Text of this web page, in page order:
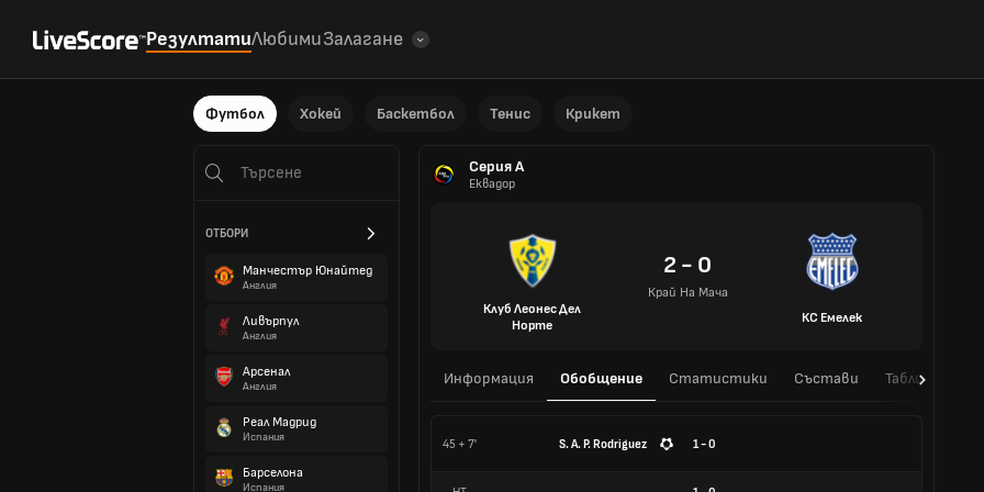
РезултатиЛюбимиЗалагане
Футбол Хокей Баскетбол Тенис Крикет
ОТБОРИ
Манчестър Юнайтед
Англия
Ливърпул
Англия
Арсенал
Англия
Реал Мадрид
Испания
Барселона
Испания
Серия A
Еквадор
Клуб Леонес Дел
Норте
2 - 0
Край На Мача
КС Емелек
Информация Обобщение Статистики Състави Таблица
45 + 7' S. A. P. Rodriguez 1 - 0